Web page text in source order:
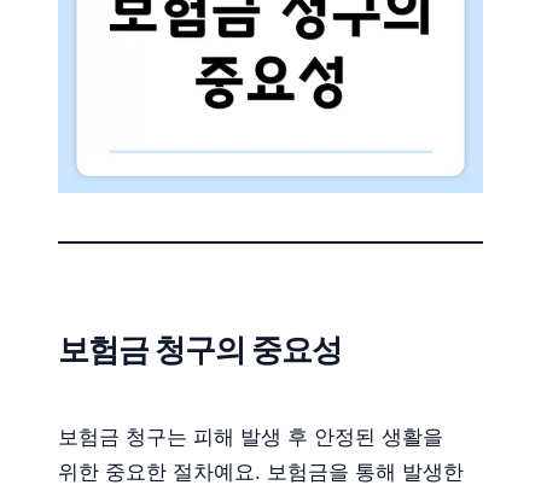
보험금 청구의 중요성
보험금 청구는 피해 발생 후 안정된 생활을
위한 중요한 절차예요. 보험금을 통해 발생한